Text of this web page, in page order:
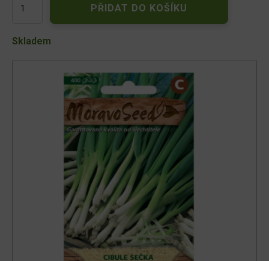
zimní
sečka
PŘIDAT DO KOŠÍKU
Skladem